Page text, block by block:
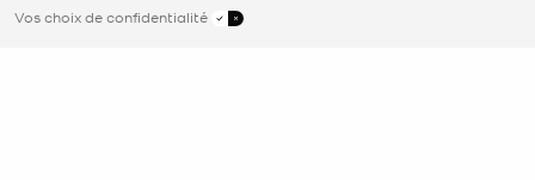
Vos choix de confidentialité